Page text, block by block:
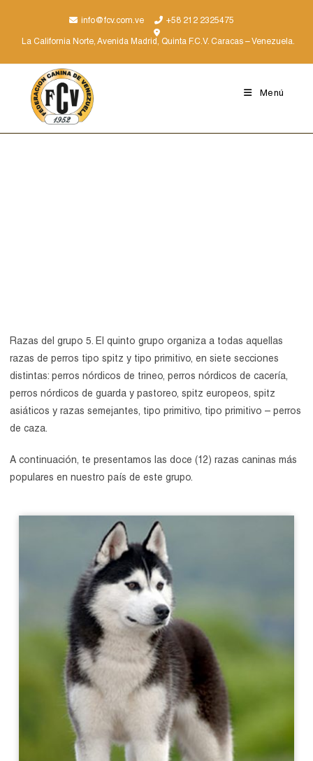
info@fcv.com.ve +58 212 2325475
La California Norte, Avenida Madrid, Quinta F.C.V. Caracas – Venezuela.
Menú
Razas del grupo 5. El quinto grupo organiza a todas aquellas
razas de perros tipo spitz y tipo primitivo, en siete secciones
distintas: perros nórdicos de trineo, perros nórdicos de cacería,
perros nórdicos de guarda y pastoreo, spitz europeos, spitz
asiáticos y razas semejantes, tipo primitivo, tipo primitivo – perros
de caza.
A continuación, te presentamos las doce (12) razas caninas más
populares en nuestro país de este grupo.